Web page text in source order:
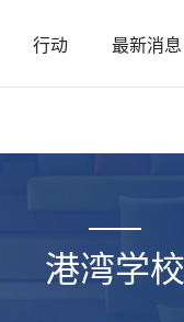
行动 最新消息
港湾学校